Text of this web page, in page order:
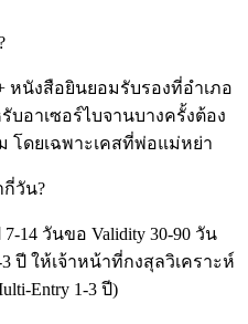
หนังสือยินยอมรับรองที่อำเภอ
อาเซอร์ไบจานบางครั้งต้อง
โดยเฉพาะเคสที่พ่อแม่หย่า
กี่วัน?
14 วันขอ Validity 30-90 วัน
ปี ให้เจ้าหน้าที่กงสุลวิเคราะห์
Entry 1-3 ปี)